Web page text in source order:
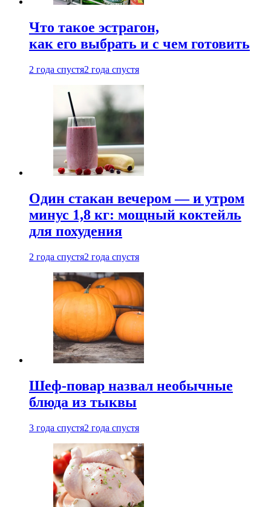
Что такое эстрагон,
как его выбрать и с чем готовить
2 года спустя2 года спустя
Один стакан вечером — и утром
минус 1,8 кг: мощный коктейль
для похудения
2 года спустя2 года спустя
Шеф-повар назвал необычные
блюда из тыквы
3 года спустя2 года спустя